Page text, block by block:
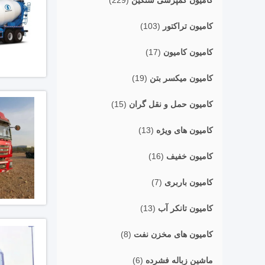
کامیون تراکتور (103)
کامیون کامیون (17)
کامیون میکسر بتن (19)
کامیون حمل و نقل گران (15)
کامیون های ویژه (13)
کامیون خفیف (16)
کامیون باربری (7)
کامیون تانکر آب (13)
کامیون های مخزن نفت (8)
ماشین زباله فشرده (6)